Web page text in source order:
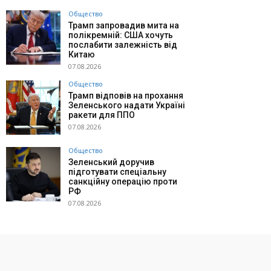
Общество
Трамп запровадив мита на
полікремній: США хочуть
послабити залежність від
Китаю
07.08.2026
Общество
Трамп відповів на прохання
Зеленського надати Україні
ракети для ППО
07.08.2026
Общество
Зеленський доручив
підготувати спеціальну
санкційну операцію проти
РФ
07.08.2026